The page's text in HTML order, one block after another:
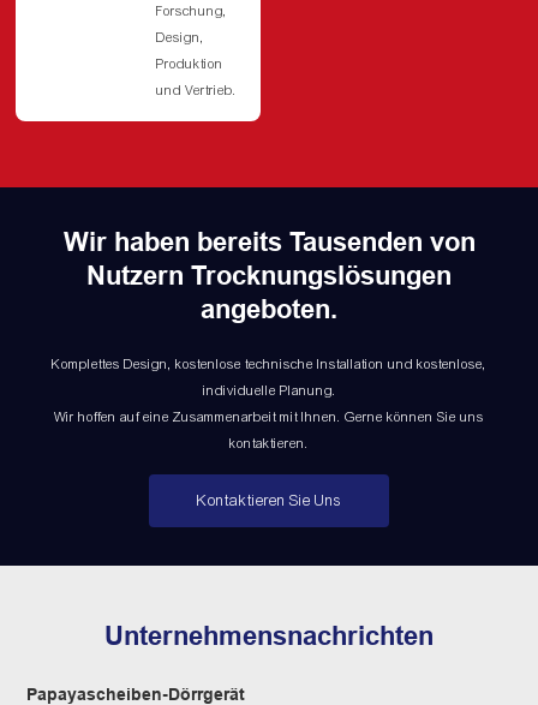
Forschung,
Design,
Produktion
und Vertrieb.
Wir haben bereits Tausenden von
Nutzern Trocknungslösungen
angeboten.
Komplettes Design, kostenlose technische Installation und kostenlose,
individuelle Planung.
Wir hoffen auf eine Zusammenarbeit mit Ihnen. Gerne können Sie uns
kontaktieren.
Kontaktieren Sie Uns
Unternehmensnachrichten
Papayascheiben-Dörrgerät